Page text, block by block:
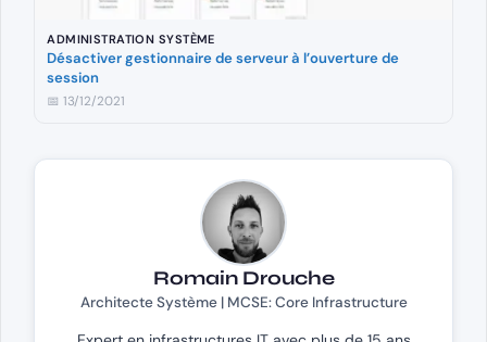
ADMINISTRATION SYSTÈME
Désactiver gestionnaire de serveur à l’ouverture de
session
📅 13/12/2021
Romain Drouche
Architecte Système | MCSE: Core Infrastructure